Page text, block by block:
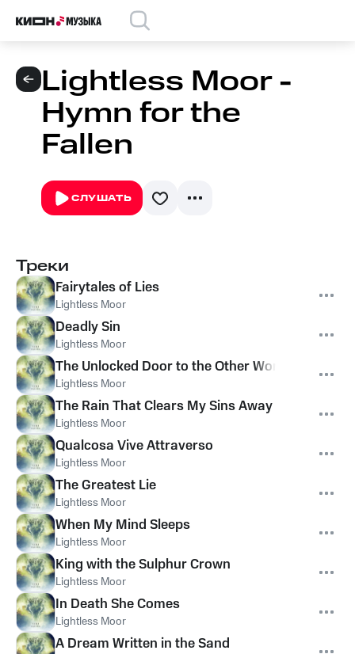
Lightless Moor -
Hymn for the
Fallen
СЛУШАТЬ
Треки
Fairytales of Lies
Lightless Moor
Deadly Sin
Lightless Moor
The Unlocked Door to the Other World
Lightless Moor
The Rain That Clears My Sins Away
Lightless Moor
Qualcosa Vive Attraverso
Lightless Moor
The Greatest Lie
Lightless Moor
When My Mind Sleeps
Lightless Moor
King with the Sulphur Crown
Lightless Moor
In Death She Comes
Lightless Moor
A Dream Written in the Sand